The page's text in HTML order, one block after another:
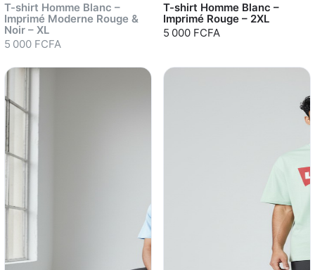
Sold out
T-shirt Homme Blanc –
Imprimé Moderne Rouge &
Noir – XL
5 000 FCFA
T-shirt Homme Blanc –
Imprimé Rouge – 2XL
5 000 FCFA